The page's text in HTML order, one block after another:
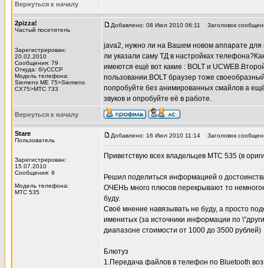
Вернуться к началу
2pizza!
Частый посетитель
Зарегистрирован:
20.02.2010
Сообщения: 79
Откуда: б/уСССР
Модель телефона:
Siemens ME 75>Siemens
CX75>MTC 733
Добавлено: 08 Июл 2010 06:11 Заголовок
java2, нужно ли на Вашем новом аппарате для
ли указали саму ТД в настройках
имеются ещё вот какие : BOLT и
пользовании.BOLT браузер тоже
попробуйте без анимированных смайлов а
звуков и опробуйте её в работе.
Вернуться к началу
Stare
Пользователь
Зарегистрирован:
15.07.2010
Сообщения: 9
Модель телефона:
МТС 535
Добавлено: 16 Июл 2010 11:14 Заголовок
Приветствую всех владельцев МТС 535 (в
Решил поделиться информацией о
ОЧЕНЬ много плюсов перекрывают то
буду.
Своё мнение навязывать не буду, а просто
именитых (за источники информации по
диапазоне стоимости от 1000 до 3500 рублей)
Блютуз
1.Передача файлов в телефон по Bluetooth